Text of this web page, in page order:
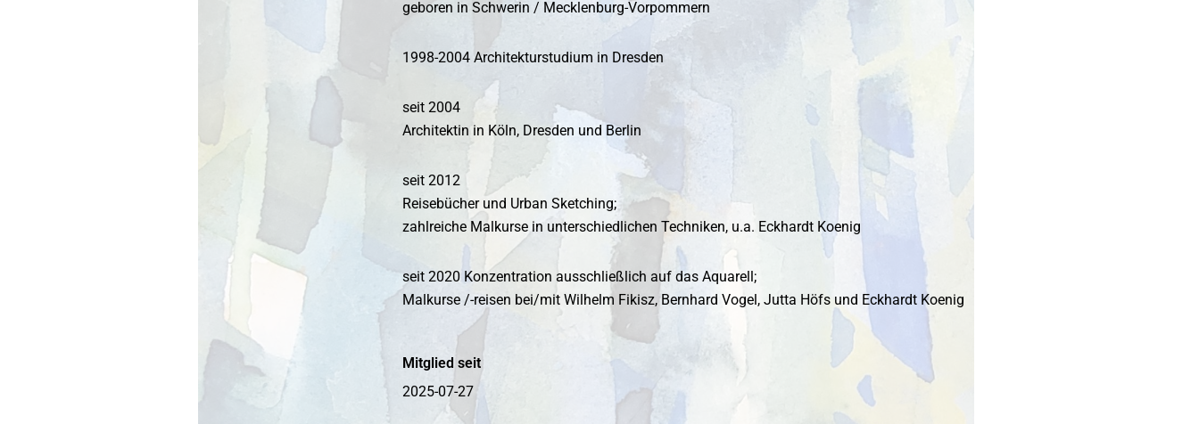
geboren in Schwerin / Mecklenburg-Vorpommern
1998-2004 Architekturstudium in Dresden
seit 2004
Architektin in Köln, Dresden und Berlin
seit 2012
Reisebücher und Urban Sketching;
zahlreiche Malkurse in unterschiedlichen Techniken, u.a. Eckhardt Koenig
seit 2020 Konzentration ausschließlich auf das Aquarell;
Malkurse /-reisen bei/mit Wilhelm Fikisz, Bernhard Vogel, Jutta Höfs und Eckhardt Koenig
Mitglied seit
2025-07-27